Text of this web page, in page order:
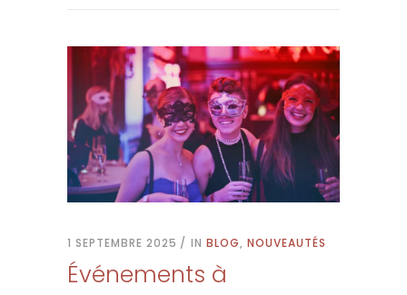
1 SEPTEMBRE 2025 IN BLOG, NOUVEAUTÉS
Événements à